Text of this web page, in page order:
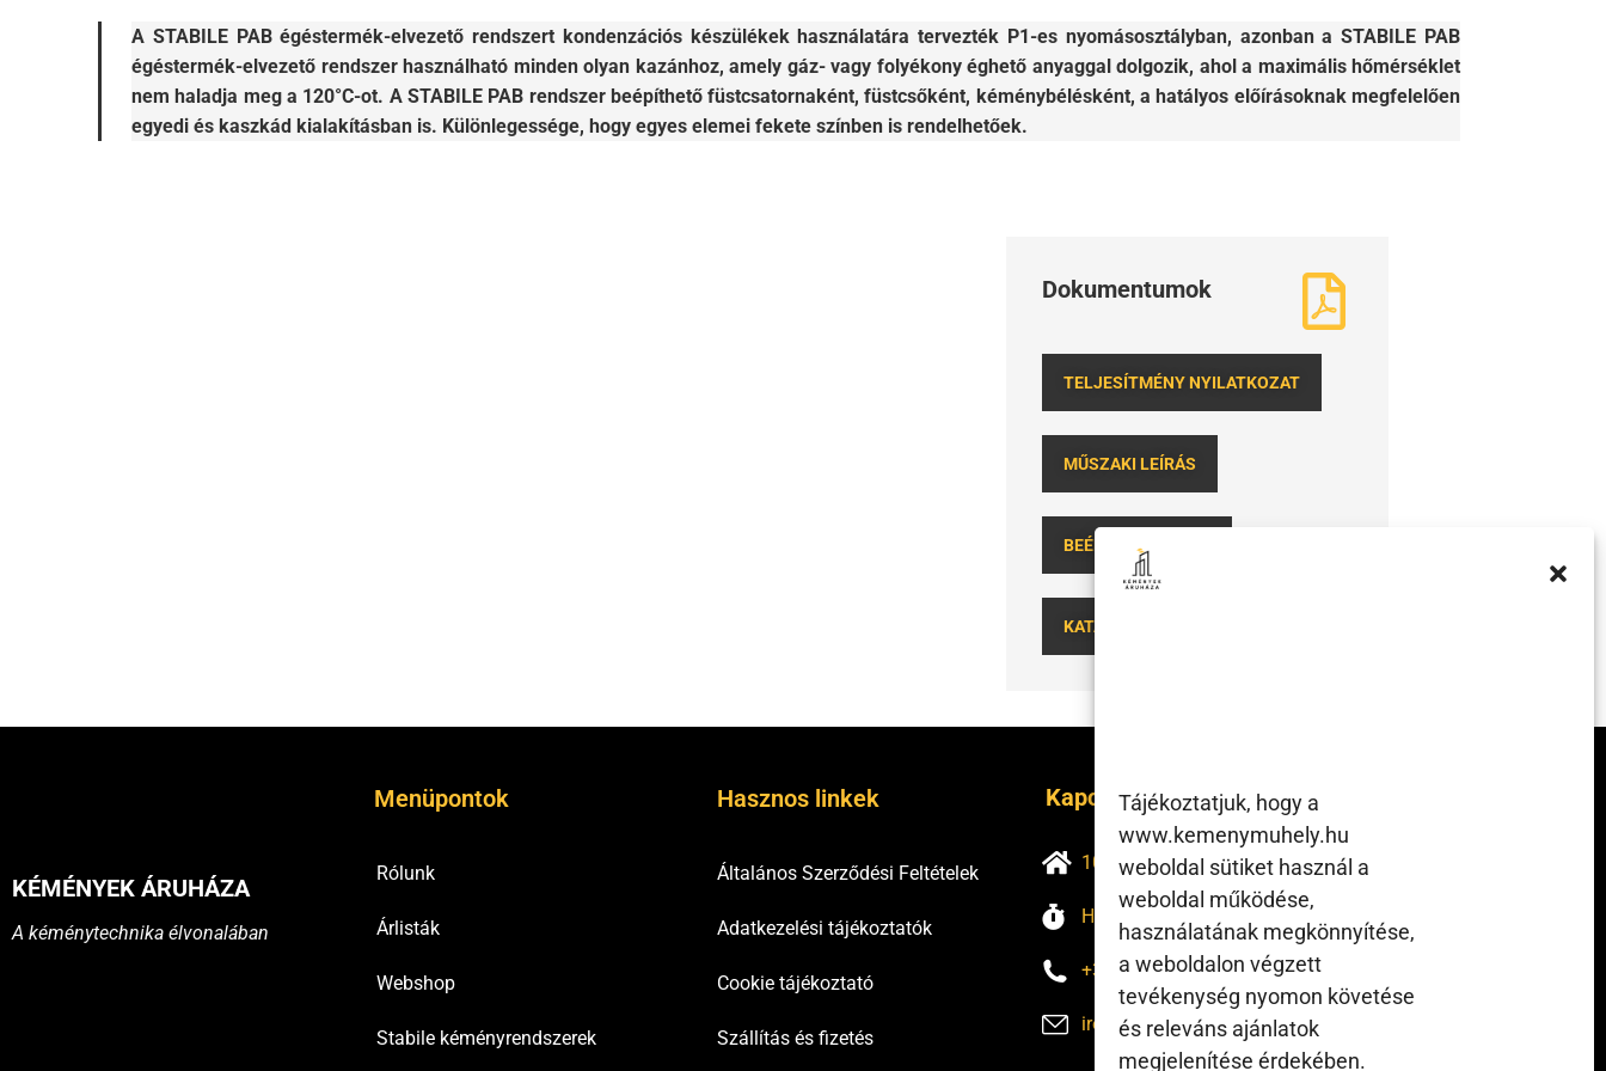
Tájékoztatjuk, hogy a
www.kemenymuhely.hu
weboldal sütiket használ a
weboldal működése,
használatának megkönnyítése,
a weboldalon végzett
tevékenység nyomon követése
és releváns ajánlatok
megjelenítése érdekében.
A STABILE PAB égéstermék-elvezető rendszert kondenzációs készülékek használatára tervezték P1-es nyomásosztályban, azonban a STABILE PAB
égéstermék-elvezető rendszer használható minden olyan kazánhoz, amely gáz- vagy folyékony éghető anyaggal dolgozik, ahol a maximális hőmérséklet
nem haladja meg a 120°C-ot. A STABILE PAB rendszer beépíthető füstcsatornaként, füstcsőként, kéménybélésként, a hatályos előírásoknak megfelelően
egyedi és kaszkád kialakításban is. Különlegessége, hogy egyes elemei fekete színben is rendelhetőek.
Dokumentumok
TELJESÍTMÉNY NYILATKOZAT
MŰSZAKI LEÍRÁS
BEÉPÍTÉSI PÉLDÁK
KATALÓGUS RÉSZLET
KÉMÉNYEK ÁRUHÁZA
A kéménytechnika élvonalában
Menüpontok
Rólunk
Árlisták
Webshop
Stabile kéményrendszerek
Hasznos linkek
Általános Szerződési Feltételek
Adatkezelési tájékoztatók
Cookie tájékoztató
Szállítás és fizetés
Kapcsolat
1047 Bp., Tinódi utca 28-30.
H-P: 7:00 – 16:00
+36 1 370 1748
iroda@kemenymuhely.hu